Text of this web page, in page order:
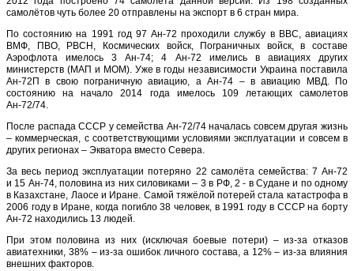
самолётов чуть более 20 отправлены на экспорт в 6 стран мира.
По состоянию на 1991 год 97 Ан-72 проходили службу в ВВС, авиациях
ВМФ, ПВО, РВСН, Космических войск, Пограничных войск, в составе
Аэрофлота имелось 3 Ан-74; 4 Ан-72 имелись в авиациях других
министерств (МАП и МОМ). Уже в годы независимости Украина поставила
Ан-72П в свою пограничную авиацию, а Ан-74 – в авиацию МВД. По
состоянию на начало 2014 года имелось 109 летающих самолетов
Ан-72/74.
После распада СССР у семейства Ан-72/74 началась совсем другая жизнь
– коммерческая, с соответствующими условиями эксплуатации и совсем в
других регионах – Экватора вместо Севера.
За весь период эксплуатации потеряно 22 самолёта семейства: 7 Ан-72
и 15 Ан-74, половина из них силовиками – 3 в РФ, 2 - в Судане и по одному
в Казахстане, Лаосе и Иране. Самой тяжёлой потерей стала катастрофа в
2006 году в Иране, когда погибло 38 человек, в 1991 году в СССР на борту
Ан-72 находились 13 людей.
При этом половина из них (исключая боевые потери) – из-за отказов
авиатехники, 38% – из-за ошибок личного состава, а 12% – из-за влияния
внешних факторов.